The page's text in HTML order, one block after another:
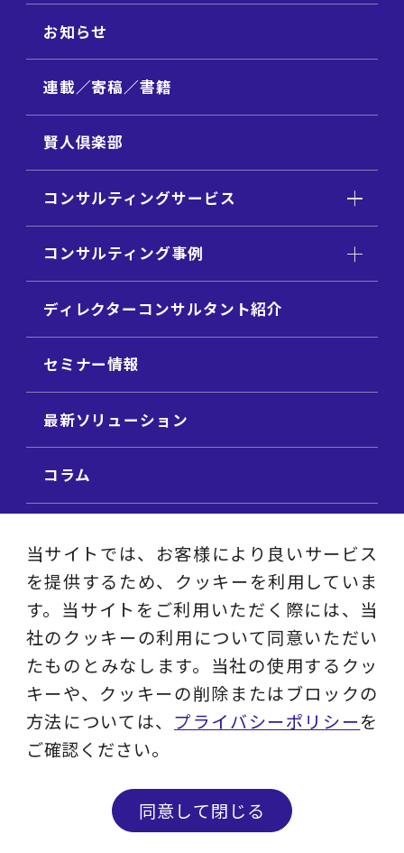
お知らせ
連載／寄稿／書籍
賢人倶楽部
コンサルティングサービス
コンサルティング事例
ディレクターコンサルタント紹介
セミナー情報
最新ソリューション
コラム
ビジネステーマ解説集
動画ライブラリ
採用サイト
プライバシーポリシー
ソーシャルメディアアカウントポリシー
© 2023 - 2026 Layers Consulting Co., Ltd.
当サイトでは、お客様により良いサービス
を提供するため、クッキーを利用していま
す。当サイトをご利用いただく際には、当
社のクッキーの利用について同意いただい
たものとみなします。当社の使用するクッ
キーや、クッキーの削除またはブロックの
方法については、 プライバシーポリシーを
ご確認ください。
同意して閉じる